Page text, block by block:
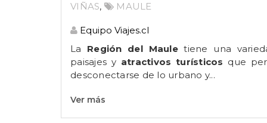
VIÑAS, MAULE
Equipo Viajes.cl
La Región del Mauletiene una
paisajes y atractivos turísticos que
desconectarse de lo urbano y...
Ver más